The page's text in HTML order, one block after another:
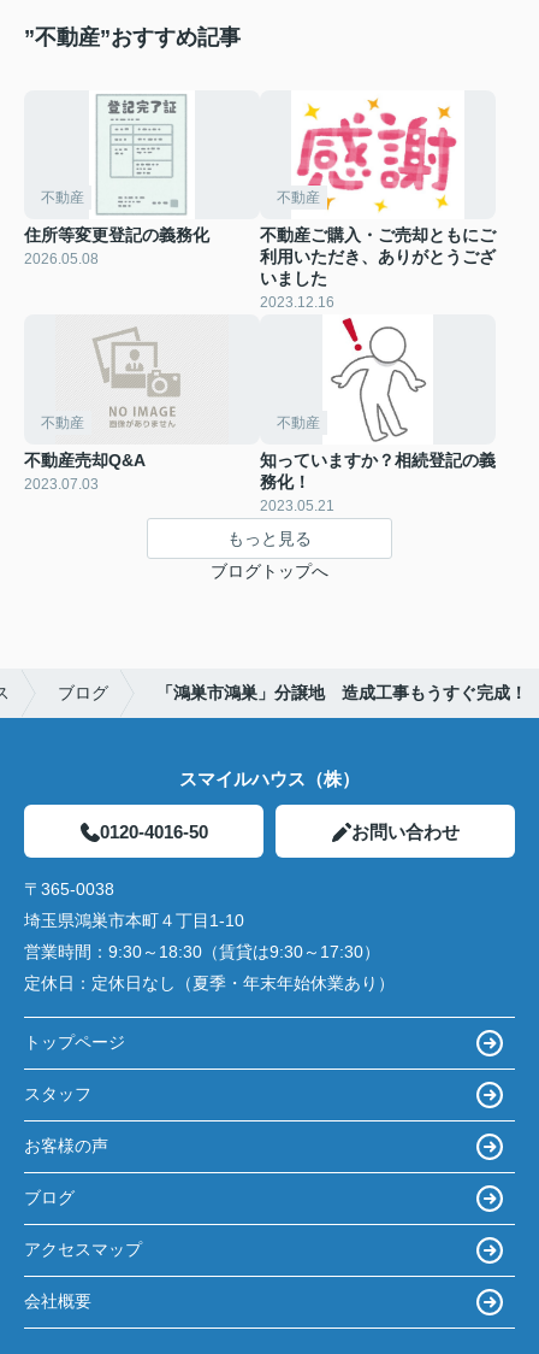
”不動産”おすすめ記事
不動産
住所等変更登記の義務化
2026.05.08
不動産
不動産ご購入・ご売却ともにご
利用いただき、ありがとうござ
いました
2023.12.16
不動産
不動産売却Q&A
2023.07.03
不動産
知っていますか？相続登記の義
務化！
2023.05.21
もっと見る
ブログトップへ
ブログ 「鴻巣市鴻巣」分譲地 造成工事もうすぐ完成！
スマイルハウス（株）
0120-4016-50 お問い合わせ
〒365-0038
埼玉県鴻巣市本町４丁目1-10
営業時間： 9:30～18:30（賃貸は9:30～17:30）
定休日： 定休日なし（夏季・年末年始休業あり）
トップページ
スタッフ
お客様の声
ブログ
アクセスマップ
会社概要